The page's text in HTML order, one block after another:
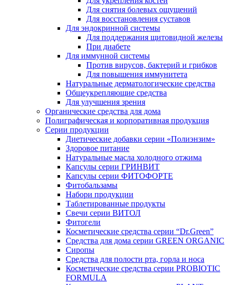
Для снятия болевых ощущений
Для восстановления суставов
Для эндокринной системы
Для поддержания щитовидной железы
При диабете
Для иммунной системы
Против вирусов, бактерий и грибков
Для повышения иммунитета
Натуральные дерматологические средства
Общеукрепляющие средства
Для улучшения зрения
Органические средства для дома
Полиграфическая и корпоративная продукция
Серии продукции
Диетические добавки серии «Полиэнзим»
Здоровое питание
Натуральные масла холодного отжима
Капсулы серии ГРИНВИТ
Капсулы серии ФИТОФОРТЕ
Фитобальзамы
Набори продукции
Таблетированные продукты
Свечи серии ВИТОЛ
Фитогели
Косметические средства серии “Dr.Green”
Средства для дома серии GREEN ORGANIC
Сиропы
Средства для полости рта, горла и носа
Косметические средства серии PROBIOTIC
FORMULA